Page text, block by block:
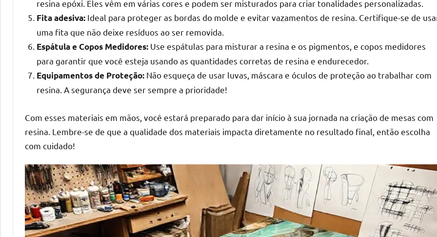
mesas
de
tampinhas
resinadas.
resina epóxi. Eles vêm em várias cores e podem ser misturados para criar tonalidades personalizadas.
Fita adesiva: Ideal para proteger as bordas do molde e evitar vazamentos de resina. Certifique-se de
uma fita que não deixe resíduos ao ser removida.
Espátula e Copos Medidores: Use espátulas para misturar a resina e os pigmentos, e copos medidores
para garantir que você esteja usando as quantidades corretas de resina e endurecedor.
Equipamentos de Proteção: Não esqueça de usar luvas, máscara e óculos de proteção ao trabalhar com
resina. A segurança deve ser sempre a prioridade!
Com esses materiais em mãos, você estará preparado para dar início à sua jornada na criação de mesas com
resina. Lembre-se de que a qualidade dos materiais impacta diretamente no resultado final, então escolha
com cuidado!